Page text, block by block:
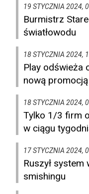
19 STYCZNIA 2024,
Burmistrz
światłowodu
18 STYCZNIA 2024,
Play odświeża
nową promocją
18 STYCZNIA 2024,
Tylko 1/3 firm
w ciągu
17 STYCZNIA 2024,
Ruszył
smishingu